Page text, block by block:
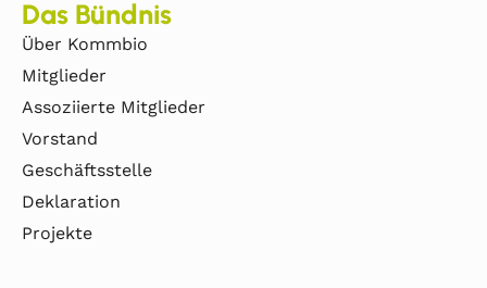
Das Bündnis
Über Kommbio
Mitglieder
Assoziierte Mitglieder
Vorstand
Geschäftsstelle
Deklaration
Projekte